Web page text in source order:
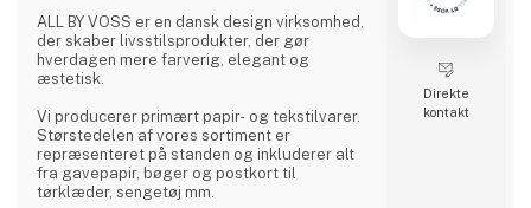
ALL BY VOSS er en dansk design virksomhed,
der skaber livsstilsprodukter, der gør
hverdagen mere farverig, elegant og
æstetisk.
Vi producerer primært papir- og tekstilvarer.
Størstedelen af vores sortiment er
repræsenteret på standen og inkluderer alt
fra gavepapir, bøger og postkort til
tørklæder, sengetøj mm.
Direkte
kontakt